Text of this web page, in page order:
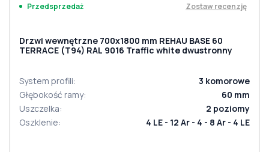
Przedsprzedaż Zostaw recenzję
Drzwi wewnętrzne 700x1800 mm REHAU BASE 60
TERRACE (Т94) RAL 9016 Traffic white dwustronny
System profili: 3 komorowe
Głębokość ramy: 60 mm
Uszczelka: 2 poziomy
Oszklenie: 4 LE - 12 Ar - 4 - 8 Ar - 4 LE